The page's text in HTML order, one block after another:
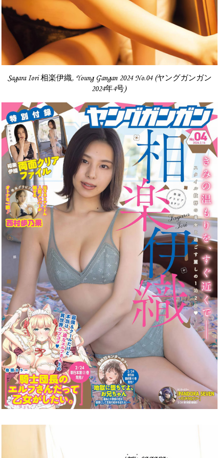
Sagara Iori 相楽伊織, Young Gangan 2024 No.04 (ヤングガンガン
2024年4号)